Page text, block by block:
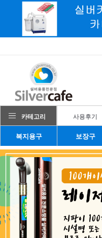
카테고리 사용후기
복지용구 보장구